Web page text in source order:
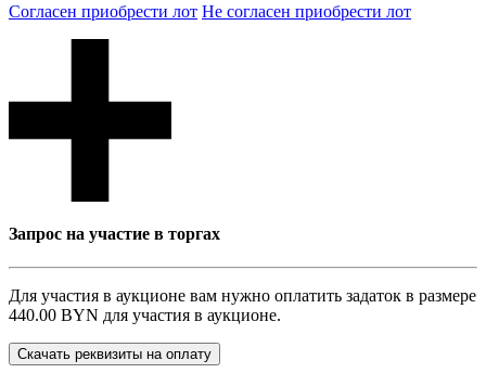
Согласен приобрести лот Не согласен приобрести лот
Запрос на участие в торгах
Для участия в аукционе вам нужно оплатить задаток в размере
440.00 BYN для участия в аукционе.
Скачать реквизиты на оплату